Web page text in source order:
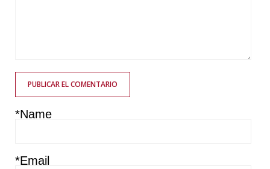
PUBLICAR EL COMENTARIO
*Name
*Email